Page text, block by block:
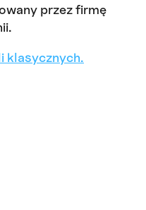
przez firmę
klasycznych.